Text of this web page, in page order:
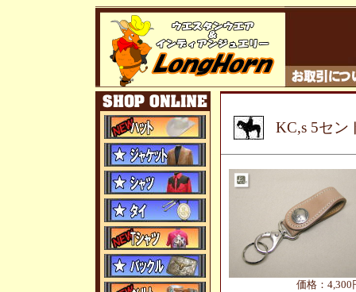
KC,s 5セン
価格：4,300